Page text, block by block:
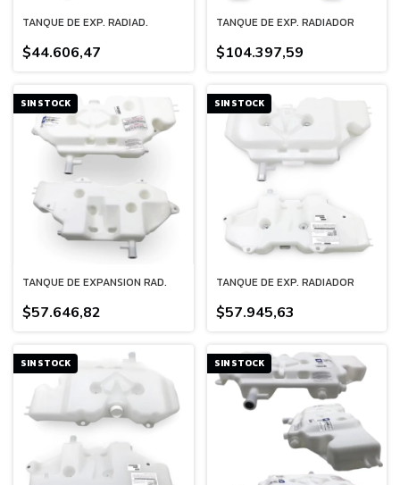
TANQUE DE EXP. RADIAD.
$44.606,47
TANQUE DE EXP. RADIADOR
$104.397,59
SIN STOCK
TANQUE DE EXPANSION RAD.
$57.646,82
SIN STOCK
TANQUE DE EXP. RADIADOR
$57.945,63
SIN STOCK SIN STOCK